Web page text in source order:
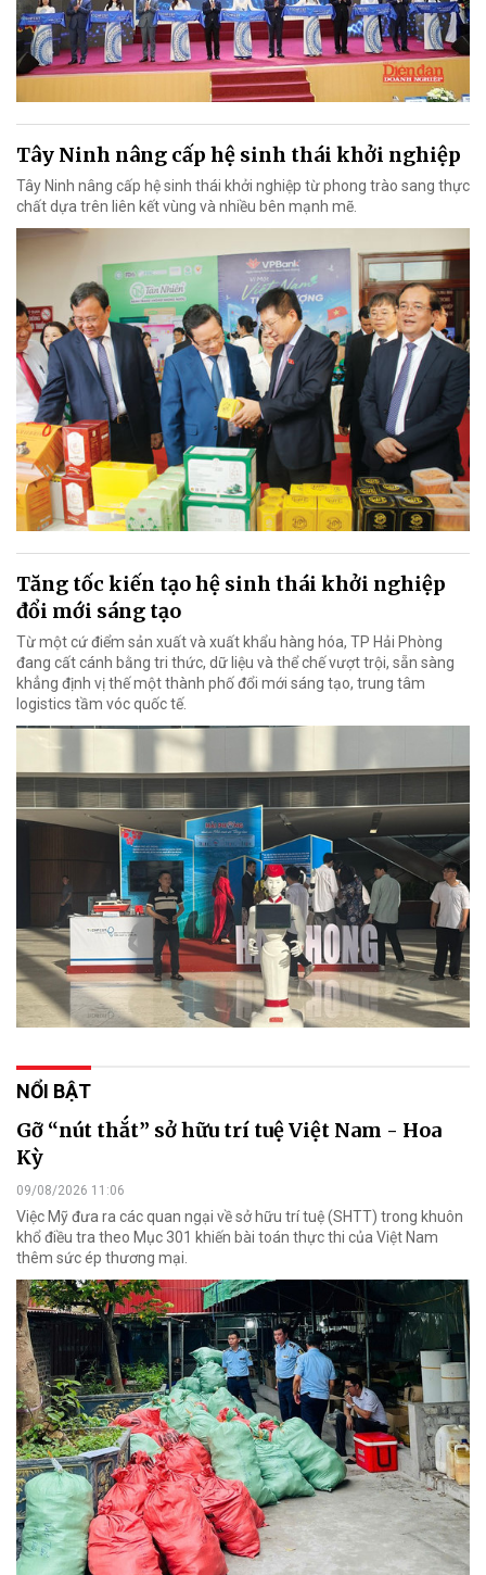
Tây Ninh nâng cấp hệ sinh thái khởi nghiệp
Tây Ninh nâng cấp hệ sinh thái khởi nghiệp từ phong trào sang thực
chất dựa trên liên kết vùng và nhiều bên mạnh mẽ.
Tăng tốc kiến tạo hệ sinh thái khởi nghiệp
đổi mới sáng tạo
Từ một cứ điểm sản xuất và xuất khẩu hàng hóa, TP Hải Phòng
đang cất cánh bằng tri thức, dữ liệu và thể chế vượt trội, sẵn sàng
khẳng định vị thế một thành phố đổi mới sáng tạo, trung tâm
logistics tầm vóc quốc tế.
NỔI BẬT
Gỡ “nút thắt” sở hữu trí tuệ Việt Nam - Hoa
Kỳ
09/08/2026 11:06
Việc Mỹ đưa ra các quan ngại về sở hữu trí tuệ (SHTT) trong khuôn
khổ điều tra theo Mục 301 khiến bài toán thực thi của Việt Nam
thêm sức ép thương mại.